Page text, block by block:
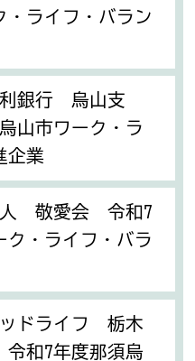
・ライフ・バラン
利銀行 烏山支
山市ワーク・ラ
企業
人 敬愛会 令和7
ク・ライフ・バラ
ッドライフ 栃木
和7年度那須烏